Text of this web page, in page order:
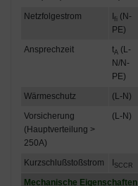
Netzfolgestrom
fi
(N-
PE)
Ansprechzeit tA (L-
N/N-
PE)
Wärmeschutz (L-N)
Vorsicherung
(Hauptverteilung >
250A)
(L-N)
Kurzschlußstoßstrom SCCR
Mechanische Eigenschaften